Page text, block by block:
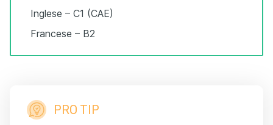
Inglese – C1 (CAE)
Francese – B2
PRO TIP